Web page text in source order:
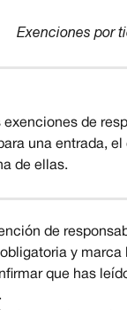
Exenciones por
exenciones de
una entrada,
de ellas.
de
y marca
que has